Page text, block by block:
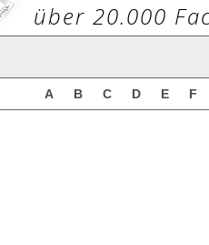
über 20.000
A B C D E F